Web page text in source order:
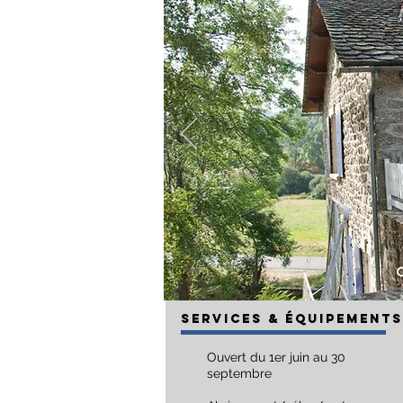
SERVICES & Équipements
Ouvert du 1er juin au 30
septembre